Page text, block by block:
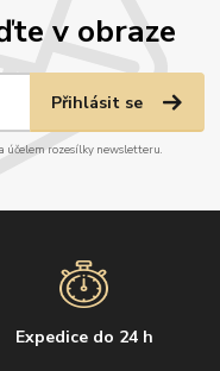
v obraze
Přihlásit se
účelem rozesílky newsletteru.
Expedice do 24 h